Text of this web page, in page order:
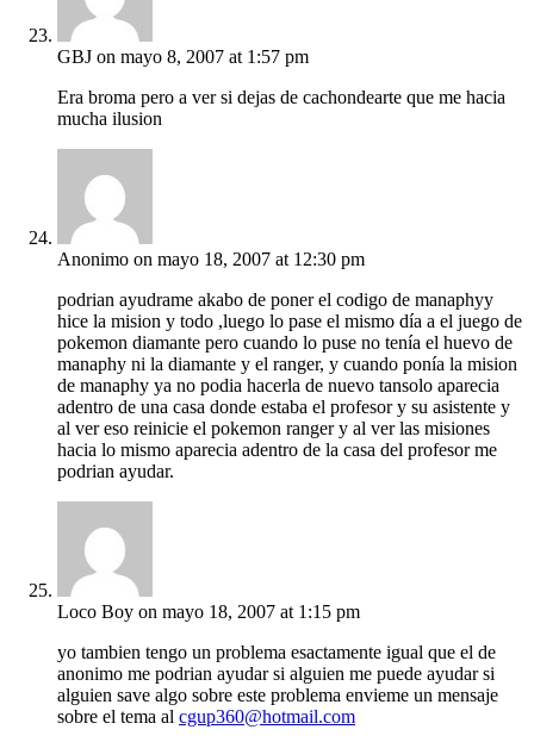
GBJ on mayo 8, 2007 at 1:57 pm
Era broma pero a ver si dejas de cachondearte que me hacia
mucha ilusion
Anonimo on mayo 18, 2007 at 12:30 pm
podrian ayudrame akabo de poner el codigo de manaphyy
hice la mision y todo ,luego lo pase el mismo día a el juego de
pokemon diamante pero cuando lo puse no tenía el huevo de
manaphy ni la diamante y el ranger, y cuando ponía la mision
de manaphy ya no podia hacerla de nuevo tansolo aparecia
adentro de una casa donde estaba el profesor y su asistente y
al ver eso reinicie el pokemon ranger y al ver las misiones
hacia lo mismo aparecia adentro de la casa del profesor me
podrian ayudar.
Loco Boy on mayo 18, 2007 at 1:15 pm
yo tambien tengo un problema esactamente igual que el de
anonimo me podrian ayudar si alguien me puede ayudar si
alguien save algo sobre este problema envieme un mensaje
sobre el tema al cgup360@hotmail.com